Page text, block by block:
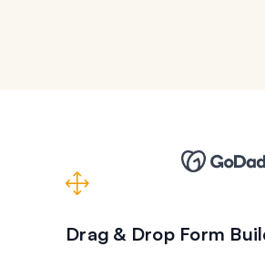
Drag & Drop Form